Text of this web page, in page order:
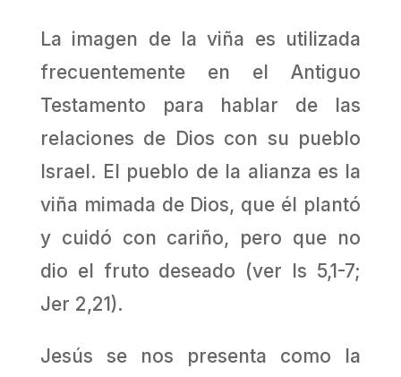
La imagen de la viña es utilizada
frecuentemente en el Antiguo
Testamento para hablar de las
relaciones de Dios con su pueblo
Israel. El pueblo de la alianza es la
viña mimada de Dios, que él plantó
y cuidó con cariño, pero que no
dio el fruto deseado (ver Is 5,1-7;
Jer 2,21).
Jesús se nos presenta como la